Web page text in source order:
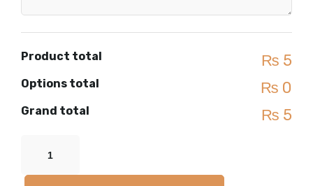
Product total ₨ 5
Options total ₨ 0
Grand total ₨ 5